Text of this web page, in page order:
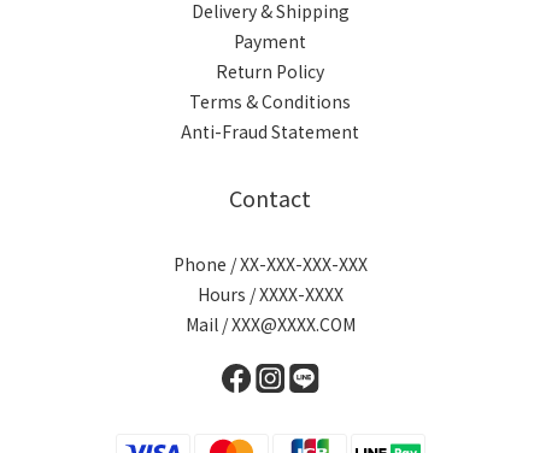
Delivery & Shipping
Payment
Return Policy
Terms & Conditions
Anti-Fraud Statement
Contact
Phone / XX-XXX-XXX-XXX
Hours / XXXX-XXXX
Mail / XXX@XXXX.COM